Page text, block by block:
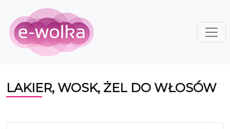
LAKIER, WOSK, ŻEL DO WŁOSÓW